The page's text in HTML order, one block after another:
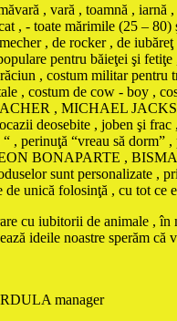
, vară , toamnă ,
, - toate mărimile (25 –
, de rocker , de
pentru băieţei şi
, costum militar
, costum de cow - boy ,
, MICHAEL
deosebite , joben şi
, perinuţă “vreau să
BONAPARTE ,
sunt personalizate ,
unică folosinţă , cu tot ce
cu iubitorii de animale ,
ideile noastre sperăm
manager